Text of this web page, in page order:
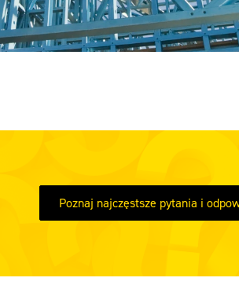
Poznaj najczęstsze pytania i